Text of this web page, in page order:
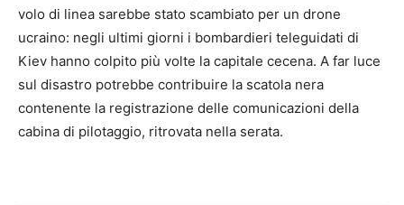
volo di linea sarebbe stato scambiato per un drone
ucraino: negli ultimi giorni i bombardieri teleguidati di
Kiev hanno colpito più volte la capitale cecena. A far luce
sul disastro potrebbe contribuire la scatola nera
contenente la registrazione delle comunicazioni della
cabina di pilotaggio, ritrovata nella serata.